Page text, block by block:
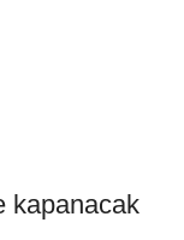
kapanacak